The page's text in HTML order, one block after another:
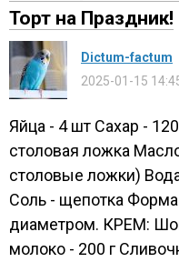
Торт на Праздник!
Dictum-factum
2025-01-15
Яйца - 4 шт Сахар -
столовая ложка
столовые ложки)
Соль - щепотка
диаметром. КРЕМ:
молоко - 200 г